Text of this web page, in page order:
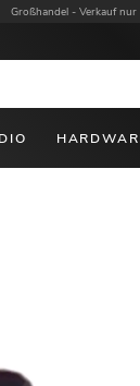
Großhandel - Verkauf nur